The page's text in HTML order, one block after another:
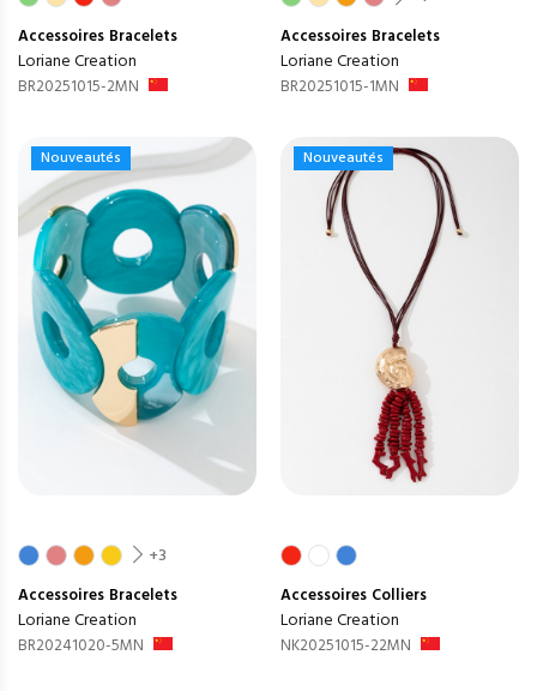
Accessoires Bracelets
Loriane Creation
BR20251015-2MN
Accessoires Bracelets
Loriane Creation
BR20251015-1MN
Nouveautés
+3
Accessoires Bracelets
Loriane Creation
BR20241020-5MN
Nouveautés
Accessoires Colliers
Loriane Creation
NK20251015-22MN